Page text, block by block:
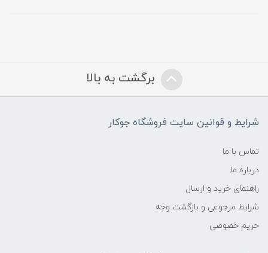
برگشت به بالا
شرایط و قوانین سایت فروشگاه جوکار
تماس با ما
درباره ما
راهنمای خرید و ارسال
شرایط مرجوعی و بازگشت وجه
حریم خصوصی